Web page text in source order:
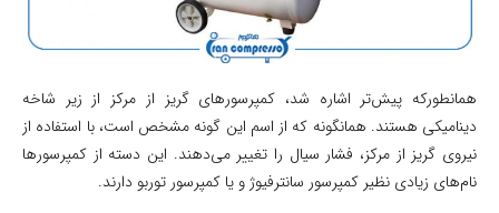
همانطورکه پیش‌تر اشاره شد، کمپرسورهای گریز از مرکز از زیر شاخه
دینامیکی هستند. همانگونه که از اسم این گونه مشخص است، با استفاده از
نیروی گریز از مرکز، فشار سیال را تغییر می‌دهند. این دسته از کمپرسورها
نام‌های زیادی نظیر کمپرسور سانترفیوژ و یا کمپرسور توربو دارند.